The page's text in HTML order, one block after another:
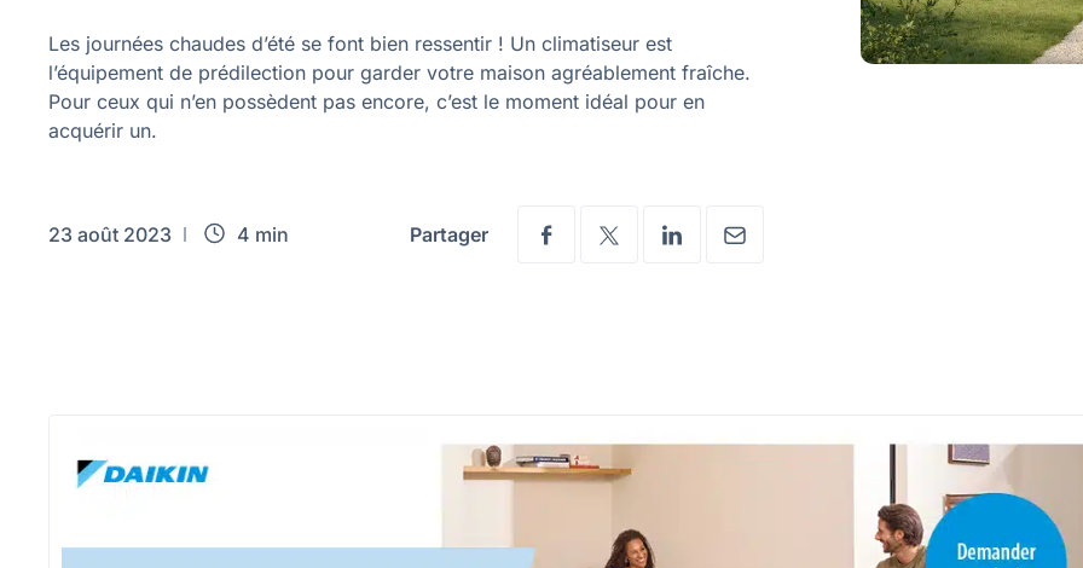
Les journées chaudes d’été se font bien ressentir ! Un climatiseur est
l’équipement de prédilection pour garder votre maison agréablement fraîche.
Pour ceux qui n’en possèdent pas encore, c’est le moment idéal pour en
acquérir un.
23 août 2023 4 min Partager